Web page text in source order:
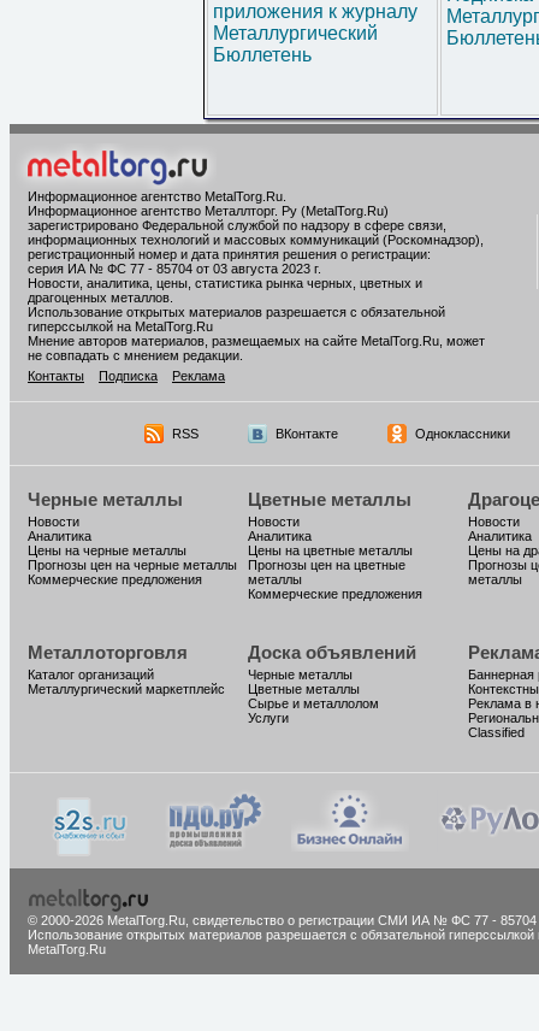
приложения к журналу
Металлургический
Бюллетень
Информационное агентство MetalTorg.Ru
Информационное агентство Металлторг. Ру (MetalTorg.Ru)
зарегистрировано Федеральной службой по надзору в сфере связи,
информационных технологий и массовых коммуникаций (Роскомнадзор),
регистрационный номер и дата принятия решения о регистрации:
серия ИА № ФС 77 - 85704 от 03 августа 2023 г.
Новости, аналитика, цены, статистика рынка черных, цветных и
драгоценных металлов.
Использование открытых материалов разрешается с обязательной
гиперссылкой на MetalTorg.Ru
Мнение авторов материалов, размещаемых на сайте MetalTorg.Ru, может
не совпадать с мнением редакции.
Контакты
Подписка Реклама
RSS ВКонтакте Одноклассники
Черные металлы
Новости
Аналитика
Цены на черные металлы
Прогнозы цен на черные металлы
Коммерческие предложения
Цветные металлы
Новости
Аналитика
Цены на цветные металлы
Прогнозы цен на цветные
металлы
Коммерческие предложения
Новости
Аналитика
Цены на
Прогнозы
металлы
Металлоторговля
Каталог организаций
Металлургический маркетплейс
Доска объявлений
Черные металлы
Цветные металлы
Сырье и металлолом
Услуги
Баннерная
Реклама в
Classified
© 2000-2026 MetalTorg.Ru, cвидетельство о регистрации СМИ ИА № ФС 77 - 85704
Использование открытых материалов разрешается с обязательной гиперссылкой
MetalTorg.Ru